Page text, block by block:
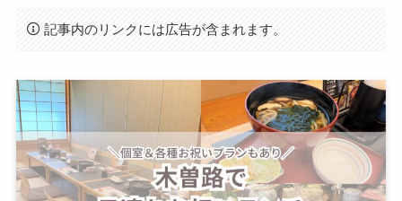
記事内のリンクには広告が含まれます。